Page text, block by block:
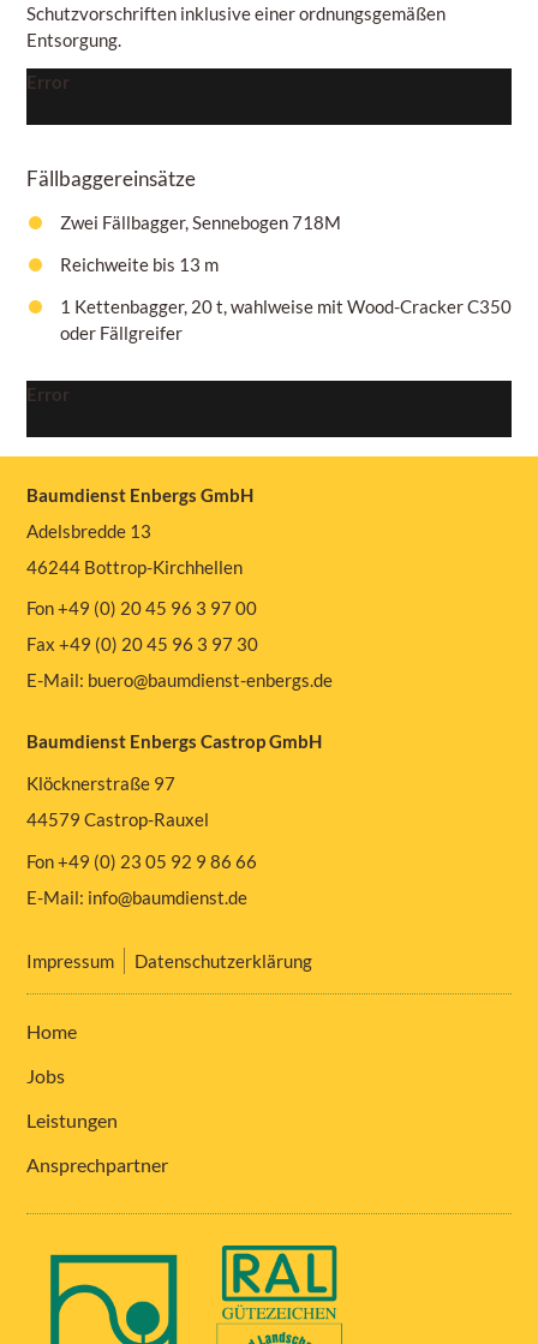
Schutzvorschriften inklusive einer ordnungsgemäßen
Entsorgung.
Error
Fällbaggereinsätze
Zwei Fällbagger, Sennebogen 718M
Reichweite bis 13 m
1 Kettenbagger, 20 t, wahlweise mit Wood-Cracker C350
oder Fällgreifer
Error
Baumdienst Enbergs GmbH
Adelsbredde 13
46244 Bottrop-Kirchhellen
Fon +49 (0) 20 45 96 3 97 00
Fax +49 (0) 20 45 96 3 97 30
E-Mail: buero@baumdienst-enbergs.de
Baumdienst Enbergs Castrop GmbH
Klöcknerstraße 97
44579 Castrop-Rauxel
Fon +49 (0) 23 05 92 9 86 66
E-Mail: info@baumdienst.de
Impressum Datenschutzerklärung
Home
Jobs
Leistungen
Ansprechpartner